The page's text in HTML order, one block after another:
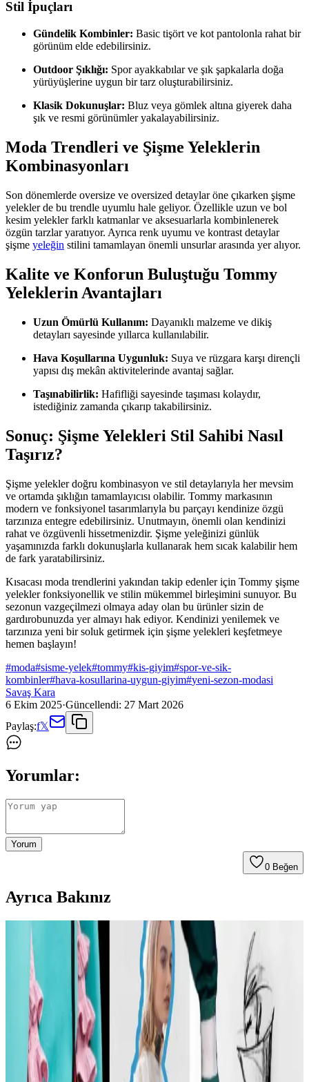
Stil İpuçları
Gündelik Kombinler: Basic tişört ve kot pantolonla rahat bir
görünüm elde edebilirsiniz.
Outdoor Şıklığı: Spor ayakkabılar ve şık şapkalarla doğa
yürüyüşlerine uygun bir tarz oluşturabilirsiniz.
Klasik Dokunuşlar: Bluz veya gömlek altına giyerek daha
şık ve resmi görünümler yakalayabilirsiniz.
Moda Trendleri ve Şişme Yeleklerin
Kombinasyonları
Son dönemlerde oversize ve oversized detaylar öne çıkarken şişme
yelekler de bu trendle uyumlu hale geliyor. Özellikle uzun ve bol
kesim yelekler farklı katmanlar ve aksesuarlarla kombinlenerek
özgün tarzlar yaratıyor. Ayrıca renk uyumu ve kontrast detaylar
şişme yeleğin stilini tamamlayan önemli unsurlar arasında yer alıyor.
Kalite ve Konforun Buluştuğu Tommy
Yeleklerin Avantajları
Uzun Ömürlü Kullanım: Dayanıklı malzeme ve dikiş
detayları sayesinde yıllarca kullanılabilir.
Hava Koşullarına Uygunluk: Suya ve rüzgara karşı dirençli
yapısı dış mekân aktivitelerinde avantaj sağlar.
Taşınabilirlik: Hafifliği sayesinde taşıması kolaydır,
istediğiniz zamanda çıkarıp takabilirsiniz.
Sonuç: Şişme Yelekleri Stil Sahibi Nasıl
Taşırız?
Şişme yelekler doğru kombinasyon ve stil detaylarıyla her mevsim
ve ortamda şıklığın tamamlayıcısı olabilir. Tommy markasının
modern ve fonksiyonel tasarımlarıyla bu parçayı kendinize özgü
tarzınıza entegre edebilirsiniz. Unutmayın, önemli olan kendinizi
rahat ve özgüvenli hissetmenizdir. Şişme yeleğinizi günlük
yaşamınızda farklı dokunuşlarla kullanarak hem sıcak kalabilir hem
de fark yaratabilirsiniz.
Kısacası moda trendlerini yakından takip edenler için Tommy şişme
yelekler fonksiyonellik ve stilin mükemmel birleşimini sunuyor. Bu
sezonun vazgeçilmezi olmaya aday olan bu ürünler sizin de
gardırobunuzda yer almayı hak ediyor. Kendinizi yenilemek ve
tarzınıza yeni bir soluk getirmek için şişme yelekleri keşfetmeye
hemen başlayın!
#moda#sisme-yelek#tommy#kis-giyim#spor-ve-sik-
kombinler#hava-kosullarina-uygun-giyim#yeni-sezon-modasi
Savaş Kara
6 Ekim 2025·Güncellendi: 27 Mart 2026
Paylaş:f𝕏
Yorumlar:
Yorum
0 Beğen
Ayrıca Bakınız
Carolyn Bessette Kennedy Stili ve 90'lar
Minimalizminin Günümüzdeki Yansımaları
Carolyn Bessette Kennedy'nin 90'lar minimalizmini yansıtan stili,
fiziksel özelliklere dayalı popülerliği ve aşırı yüceltilmesiyle
tartışılıyor. Günümüzde moda daha fazla bireysellik ve çeşitlilik
arıyor.
Günlük Moda Soruları ve Stil Önerileri: Vücut
Tipine Uygun Kombinasyonlar ve Ayakkabı Seçimi